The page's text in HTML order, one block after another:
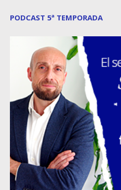
PODCAST 5ª TEMPORADA